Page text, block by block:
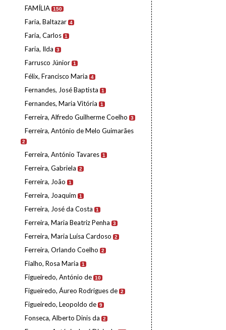
FAMÍLIA 150
Faria, Baltazar 4
Faria, Carlos 1
Faria, Ilda 3
Farrusco Júnior 1
Félix, Francisco Maria 4
Fernandes, José Baptista 1
Fernandes, Maria Vitória 1
Ferreira, Alfredo Guilherme Coelho 3
Ferreira, António de Melo Guimarães
2
Ferreira, António Tavares 1
Ferreira, Gabriela 2
Ferreira, João 1
Ferreira, Joaquim 1
Ferreira, José da Costa 1
Ferreira, Maria Beatriz Penha 3
Ferreira, Maria Luísa Cardoso 2
Ferreira, Orlando Coelho 2
Fialho, Rosa Maria 1
Figueiredo, António de 10
Figueiredo, Áureo Rodrigues de 2
Figueiredo, Leopoldo de 9
Fonseca, Alberto Dinis da 2